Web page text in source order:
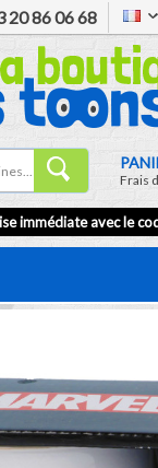
20 86 06 68
Frais
immédiate avec le